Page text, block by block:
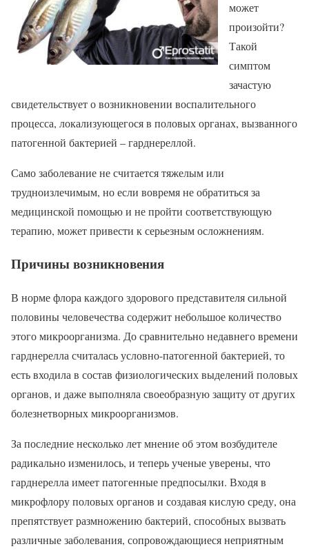
может
произойти?
Такой
симптом
зачастую
свидетельствует о возникновении воспалительного
процесса, локализующегося в половых органах, вызванного
патогенной бактерией – гарднереллой.
Само заболевание не считается тяжелым или
трудноизлечимым, но если вовремя не обратиться за
медицинской помощью и не пройти соответствующую
терапию, может привести к серьезным осложнениям.
Причины возникновения
В норме флора каждого здорового представителя сильной
половины человечества содержит небольшое количество
этого микроорганизма. До сравнительно недавнего времени
гарднерелла считалась условно-патогенной бактерией, то
есть входила в состав физиологических выделений половых
органов, и даже выполняла своеобразную защиту от других
болезнетворных микроорганизмов.
За последние несколько лет мнение об этом возбудителе
радикально изменилось, и теперь ученые уверены, что
гарднерелла имеет патогенные предпосылки. Входя в
микрофлору половых органов и создавая кислую среду, она
препятствует размножению бактерий, способных вызвать
различные заболевания, сопровождающиеся неприятным